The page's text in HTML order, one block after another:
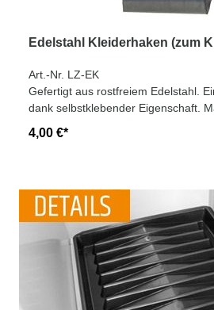
Edelstahl Kleiderhaken (zum
Art.-Nr. LZ-EK
Gefertigt aus rostfreiem Edelstahl.
dank selbstklebender Eigenschaft.
4,00 €*